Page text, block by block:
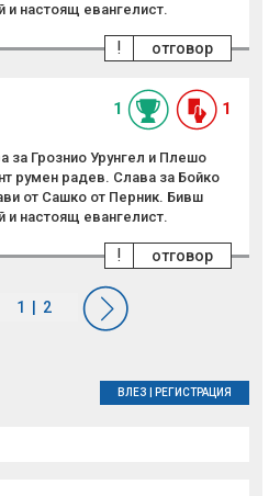
и настоящ евангелист.
отговор
!
1 1
за Грознио Урунгел и Плешо
румен радев. Слава за Бойко
от Сашко от Перник. Бивш
и настоящ евангелист.
отговор
!
ВЛЕЗ РЕГИСТРАЦИЯ